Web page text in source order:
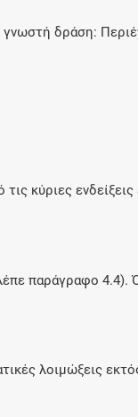
δράση:
κύριες ενδείξεις
παράγραφο 4.4).
λοιμώξεις